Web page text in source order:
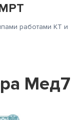
работами КТ и
Мед7